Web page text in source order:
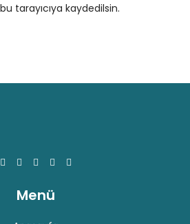
tarayıcıya kaydedilsin.
Menü